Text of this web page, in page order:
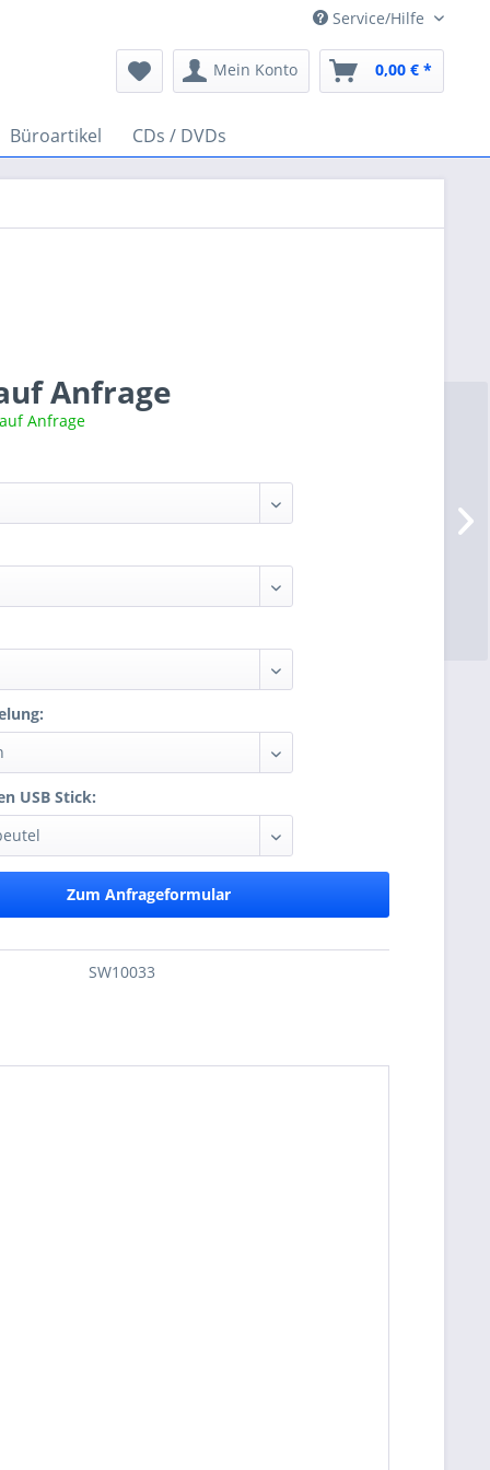
Service/Hilfe
Mein Konto 0,00 € *
Büroartikel CDs / DVDs
Anfrage
Anfrage
USB Stick:
Zum Anfrageformular
SW10033